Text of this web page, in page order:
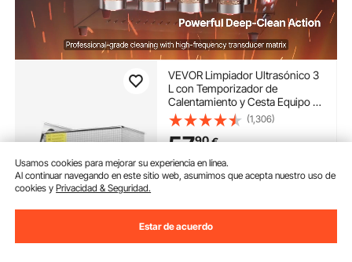
VEVOR Limpiador Ultrasónico 3
L con Temporizador de
Calentamiento y Cesta Equipo de
Limpieza Ultrasónico Digital
Profesional 120 W para Relojes
Instrumentos Gafas Monedas
(1,306)
5790€
Disponible
Mar. Ago. 11
Añadir al carrito
Usamos cookies para mejorar su experiencia en línea.
Al continuar navegando en este sitio web, asumimos que acepta nuestro uso de
cookies yPrivacidad & Seguridad.
Estar de acuerdo